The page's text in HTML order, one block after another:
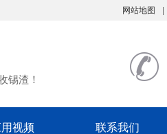
网站地图
锡渣！
视频 联系我们